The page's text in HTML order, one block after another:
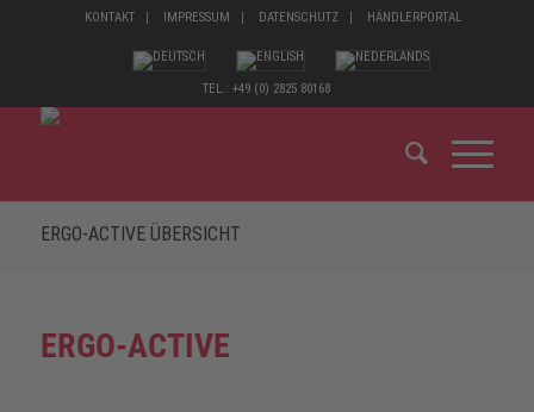
KONTAKT IMPRESSUM DATENSCHUTZ HÄNDLERPORTAL
TEL.: +49 (0) 2825 80168
ERGO-ACTIVE ÜBERSICHT
ERGO-ACTIVE